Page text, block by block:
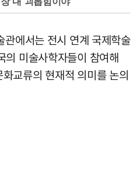
에서는 전시 연계 국제학술
의 미술사학자들이 참여해
교류의 현재적 의미를 논의